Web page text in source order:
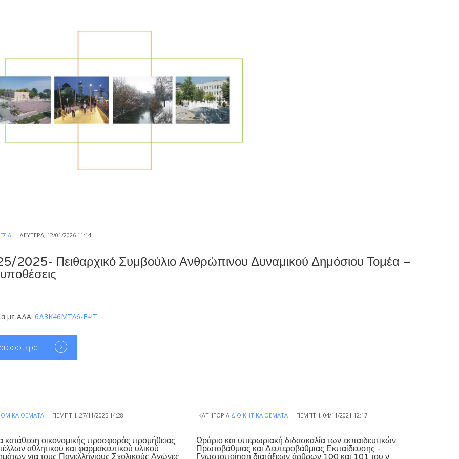
ΔΕΥΤΈΡΑ, 12/01/2026 11:14
2025- Πειθαρχικό Συμβούλιο Ανθρώπινου Δυναμικού Δημόσιου Τομέα –
με ΑΔΑ:6Δ3Κ46ΜΤΛ6-ΕΨΤ
ΘΈΜΑΤΑ ΠΈΜΠΤΗ, 27/11/2025 14:28
κατάθεση οικονομικής προσφοράς προμήθειας
αθλητικού και φαρμακευτικού υλικού
για τους Πανελλήνιους Σχολικούς Αγώνες
ΚΑΤΗΓΟΡΊΑ ΔΙΟΙΚΗΤΙΚΆ ΘΈΜΑΤΑ ΠΈΜΠΤΗ, 04/11/2021 12:17
Ωράριο και υπερωριακή διδασκαλία των εκπαιδευτικών
Πρωτοβάθμιας και Δευτεροβάθμιας Εκπαίδευσης -
Γνωστοποίηση διατάξεων άρθρων 100 και 101 του ν.